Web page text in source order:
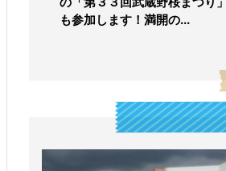
も参加します！満開の...